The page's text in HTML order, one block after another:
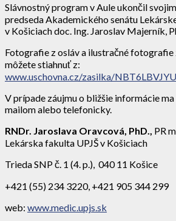
Slávnostný program v Aule ukončil
predseda Akademického senátu
v Košiciach doc. Ing. Jaroslav Majerník,
Fotografie z osláv a ilustračné fotografie
môžete stiahnuť z:
www.uschovna.cz/zasilka/
V prípade záujmu o bližšie informácie
mailom alebo telefonicky.
RNDr. Jaroslava Oravcová, PhD.,
PR
Lekárska fakulta UPJŠ v Košiciach
Trieda SNP č. 1 (4. p.), 040 11 Košice
+421 (55) 234 3220, +421 905 344 299
web: www.medic.upjs.sk